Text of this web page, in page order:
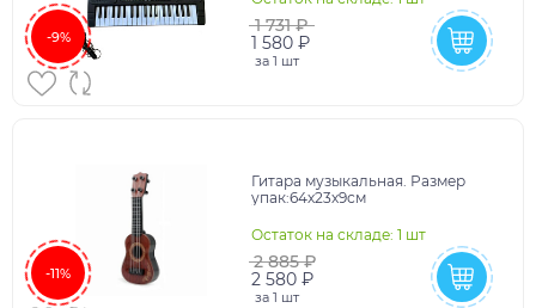
-9%
1 731 ₽
1 580 ₽
за 1 шт
-11%
Гитара музыкальная. Размер
упак:64х23х9см
Остаток на складе: 1 шт
2 885 ₽
2 580 ₽
за 1 шт